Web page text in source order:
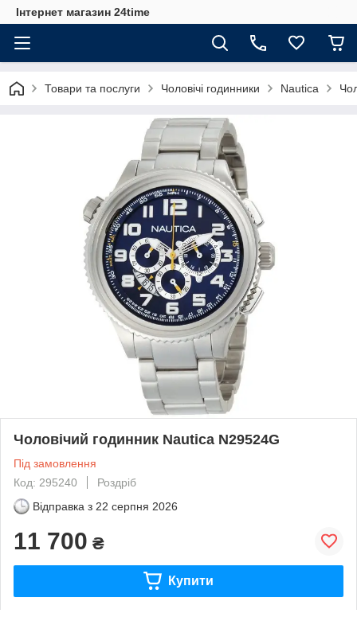
Інтернет магазин 24time
Товари та послуги Чоловічі годинники Nautica
Чоловічий годинник Nautica N29524G
Під замовлення
Код: 295240
Роздріб
Відправка з 22 серпня 2026
11 700 ₴
Купити